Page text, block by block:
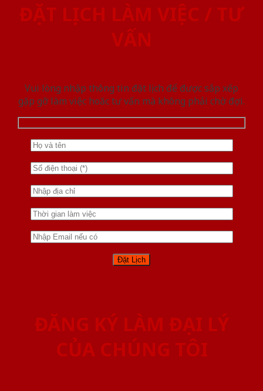
ĐẶT LỊCH LÀM VIỆC / TƯ
VẤN
Vui lòng nhập thông tin đặt lịch để được sắp xếp
gặp gỡ làm việc hoăc tư vấn mà không phải chờ đợi.
ĐĂNG KÝ LÀM ĐẠI LÝ
CỦA CHÚNG TÔI